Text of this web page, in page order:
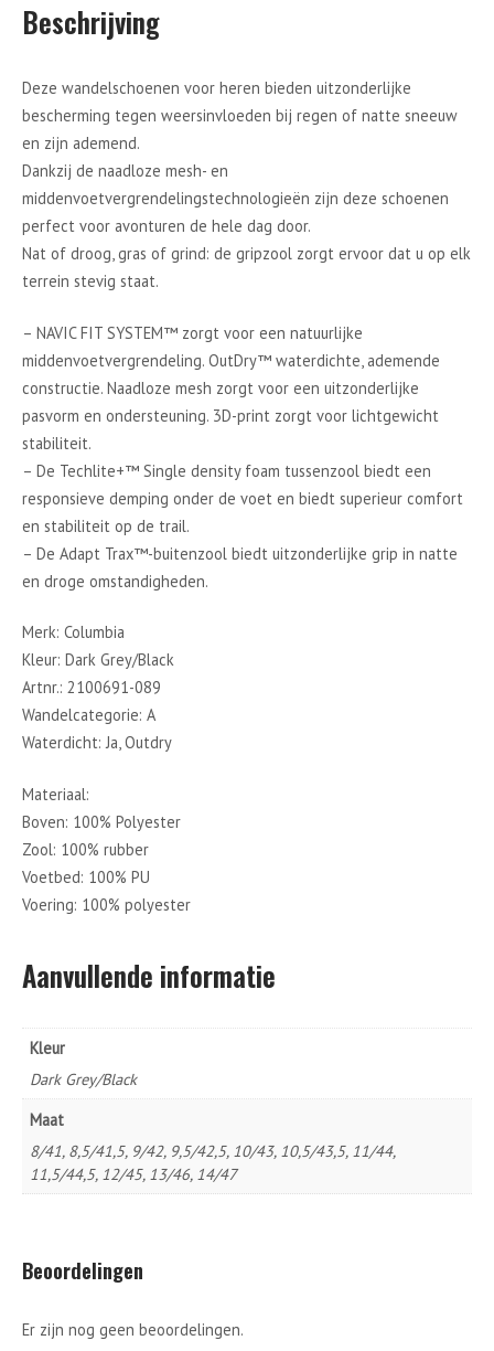
Beschrijving
Deze wandelschoenen voor heren bieden uitzonderlijke
bescherming tegen weersinvloeden bij regen of natte sneeuw
en zijn ademend.
Dankzij de naadloze mesh- en
middenvoetvergrendelingstechnologieën zijn deze schoenen
perfect voor avonturen de hele dag door.
Nat of droog, gras of grind: de gripzool zorgt ervoor dat u op elk
terrein stevig staat.
– NAVIC FIT SYSTEM™ zorgt voor een natuurlijke
middenvoetvergrendeling. OutDry™ waterdichte, ademende
constructie. Naadloze mesh zorgt voor een uitzonderlijke
pasvorm en ondersteuning. 3D-print zorgt voor lichtgewicht
stabiliteit.
– De Techlite+™ Single density foam tussenzool biedt een
responsieve demping onder de voet en biedt superieur comfort
en stabiliteit op de trail.
– De Adapt Trax™-buitenzool biedt uitzonderlijke grip in natte
en droge omstandigheden.
Merk: Columbia
Kleur: Dark Grey/Black
Artnr.: 2100691-089
Wandelcategorie: A
Waterdicht: Ja, Outdry
Materiaal:
Boven: 100% Polyester
Zool: 100% rubber
Voetbed: 100% PU
Voering: 100% polyester
Aanvullende informatie
Kleur
Dark Grey/Black
Maat
8/41, 8,5/41,5, 9/42, 9,5/42,5, 10/43, 10,5/43,5, 11/44,
11,5/44,5, 12/45, 13/46, 14/47
Beoordelingen
Er zijn nog geen beoordelingen.